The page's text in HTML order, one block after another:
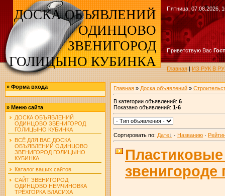
ДОСКА ОБЪЯВЛЕНИЙ
ОДИНЦОВО
ЗВЕНИГОРОД
ГОЛИЦЫНО КУБИНКА
Пятница, 07.08.2026,
Приветствую Вас
Главная|ИЗ РУК В
» Форма входа
» Меню сайта
ДОСКА ОБЪЯВЛЕНИЙ
ОДИНЦОВО ЗВЕНИГОРОД
ГОЛИЦЫНО КУБИНКА
ВСЁ ДЛЯ ВАС ДОСКА
ОБЪЯВЛЕНИЙ ОДИНЦОВО
ЗВЕНИГОРОД ГОЛИЦЫНО
КУБИНКА
Каталог ваших сайтов
САЙТ ЗВЕНИГОРОД
ОДИНЦОВО НЕМЧИНОВКА
ТРЁХГОРКА ВЛАСИХА
Главная» Доска объявлений»
В категории объявлений: 6
Показано объявлений: 1-6
Сортировать по: Дате · Названию·
звенигороде